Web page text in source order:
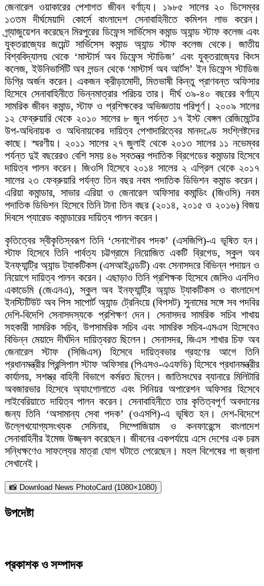
জেনারেল ওয়াকারের পেশাগত জীবন বর্ণাঢ্য। ১৯৮৫ সালের ২০ ডিসেম্বর
১৩তম দীর্ঘমেয়াদি কোর্সে বাংলাদেশ সেনাবাহিনীতে কমিশন লাভ করেন।
গ্র্যাজুয়েশন করেছেন মিরপুরের ডিফেন্স সার্ভিসেস কমান্ড অ্যান্ড স্টাফ কলেজ এবং
যুক্তরাজ্যের জয়েন্ট সার্ভিসেস কমান্ড অ্যান্ড স্টাফ কলেজ থেকে। জাতীয়
বিশ্ববিদ্যালয় থেকে ‘মাস্টার্স অব ডিফেন্স স্টাডিজ’ এবং যুক্তরাজ্যের কিংস
কলেজ, ইউনিভার্সিটি অব লন্ডন থেকে ‘মাস্টার্স অব আর্টস’ ইন ডিফেন্স স্টাডিজ
ডিগ্রি অর্জন করেন। একজন ক্রীড়ামোদী, মিতভাষী কিন্তু প্রাণবন্ত অফিসার
হিসেবে সেনাবাহিনীতে ভিন্নমাত্রার পরিচয় তার। দীর্ঘ ৩৯-৪০ বছরের বর্ণাঢ্য
সামরিক জীবন কমান্ড, স্টাফ ও প্রশিক্ষকের অভিজ্ঞতায় পরিপূর্ণ। ২০০৯ সালের
১২ ফেব্রুয়ারি থেকে ২০১০ সালের ৮ জুন পর্যন্ত ১৭ ইস্ট বেঙ্গল রেজিমেন্টের
উপ-অধিনায়ক ও অধিনায়কের দায়িত্ব পেশাদারিত্বের মানদণ্ডে সংশ্লিষ্টদের
কাছে। স্মরণীয়। ২০১১ সালের ২৭ জুলাই থেকে ২০১৩ সালের ১১ নভেম্বর
পর্যন্ত দুই বছরেরও বেশি সময় ৪৬ স্বতন্ত্র পদাতিক ব্রিগেডের কমান্ডার হিসেবে
দায়িত্ব পালন করেন। জিওসি হিসেবে ২০১৪ সালের ২ এপ্রিল থেকে ২০১৭
সালের ২৩ ফেব্রুয়ারি পর্যন্ত তিন বছর নবম পদাতিক ডিভিশন কমান্ড করেন।
এরিয়া কমান্ডার, সাভার এরিয়া ও জেনারেল অফিসার কমান্ডিং (জিওসি) নবম
পদাতিক ডিভিশন হিসেবে তিনি টানা তিন বছর (২০১৪, ২০১৫ ও ২০১৬) বিজয়
দিবসে প্যারেড কমান্ডারের দায়িত্ব পালন করেন।
কৃতিত্বের স্বীকৃতিস্বরূপ তিনি ‘সেনাগৌরব পদক’ (এসজিপি)-এ ভূষিত হন।
স্টাফ হিসেবে তিনি পার্বত্য চট্টগ্রামে নিয়োজিত একটি ব্রিগেড, স্কুল অব
ইনফ্যান্ট্রি অ্যান্ড ট্যাকটিকস (এসআইএন্ডটি) এবং সেনাসদরে বিভিন্ন পদায়ন ও
নিয়োগে দায়িত্ব পালন করেন। এছাড়াও তিনি প্রশিক্ষক হিসেবে জেসিও এনসিও
একাডেমি (জেএনএ), স্কুল অব ইনফ্যান্ট্রি অ্যান্ড ট্যাকটিকস ও বাংলাদেশ
ইনস্টিটিউট অব পিস সাপোর্ট অ্যান্ড ট্রেনিংয়ে (বিপসট) সুনামের সঙ্গে সব পদবির
দেশি-বিদেশি সেনাসদস্যকে প্রশিক্ষণ দেন। সেনাসদর সামরিক সচিব শাখায়
সহকারী সামরিক সচিব, উপসামরিক সচিব এবং সামরিক সচিব-এমএস হিসেবেও
বিভিন্ন মেয়াদে দীর্ঘদিন দায়িত্বরত ছিলেন। সেনাসদর, জিএস শাখার চিফ অব
জেনারেল স্টাফ (সিজিএস) হিসেবে দায়িত্বভার গ্রহণের আগে তিনি
প্রধানমন্ত্রীর প্রিন্সিপাল স্টাফ অফিসার (পিএসও-এএফডি) হিসেবে প্রধানমন্ত্রীর
কার্যালয়, সশস্ত্র বাহিনী বিভাগে কর্মরত ছিলেন। জাতিসংঘের ব্যানারে মিলিটারি
অবজারভার হিসেবে অ্যাংগোলাতে এবং সিনিয়র অপারেশন অফিসার হিসেবে
লাইবেরিয়াতে দায়িত্ব পালন করেন। সেনাবাহিনীতে তার কৃতিত্বপূর্ণ অবদানের
জন্য তিনি ‘অসামান্য সেবা পদক’ (ওএসপি)-এ ভূষিত হন। দেশ-বিদেশে
উল্লেখযোগ্যসংখ্যক সেমিনার, সিম্পোজিয়াম ও কনফারেন্সে বাংলাদেশ
সেনাবাহিনীর ইমেজ উজ্জ্বল করেছেন। জীবনের একপর্যায়ে এসে দেশের এক চরম
সন্ধিক্ষণেও সাফল্যের মাত্রা যোগ ঘটাতে পেরেছেন। মহল বিশেষের গা জ্বালা
সেখানেই।
📸 Download News PhotoCard (1080×1080)
উপদেষ্টা
প্রকাশক ও সম্পাদক